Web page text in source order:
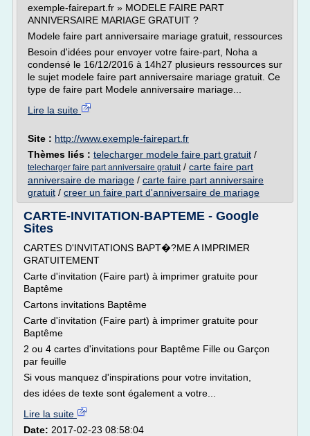
exemple-fairepart.fr » MODELE FAIRE PART
ANNIVERSAIRE MARIAGE GRATUIT ?
Modele faire part anniversaire mariage gratuit, ressources
Besoin d'idées pour envoyer votre faire-part, Noha a
condensé le 16/12/2016 à 14h27 plusieurs ressources sur
le sujet modele faire part anniversaire mariage gratuit. Ce
type de faire part Modele anniversaire mariage...
Lire la suite
Site : http://www.exemple-fairepart.fr
Thèmes liés : telecharger modele faire part gratuit /
telecharger faire part anniversaire gratuit/ carte faire part
anniversaire de mariage / carte faire part anniversaire
gratuit / creer un faire part d'anniversaire de mariage
CARTE-INVITATION-BAPTEME - Google
Sites
CARTES D'INVITATIONS BAPT�?ME A IMPRIMER
GRATUITEMENT
Carte d'invitation (Faire part) à imprimer gratuite pour
Baptême
Cartons invitations Baptême
Carte d'invitation (Faire part) à imprimer gratuite pour
Baptême
2 ou 4 cartes d'invitations pour Baptême Fille ou Garçon
par feuille
Si vous manquez d'inspirations pour votre invitation,
des idées de texte sont également a votre...
Lire la suite
Date: 2017-02-23 08:58:04